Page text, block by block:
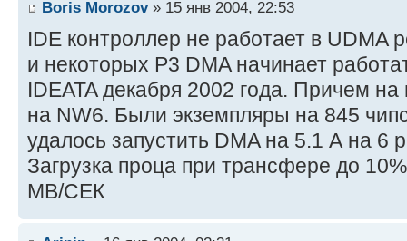
Boris Morozov» 15 янв 2004, 22:53
IDE контроллер не работает в UDMA
и некоторых P3 DMA начинает
IDEATA декабря 2002 года. Причем
на NW6. Были экземпляры на 845
удалось запустить DMA на 5.1 А на 6
Загрузка проца при трансфере до
MB/CЕК